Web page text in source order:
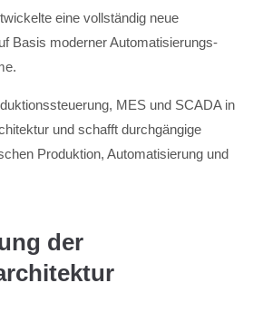
eine vollständig neue
Basis moderner Automatisierungs-
MES und SCADA in
und schafft durchgängige
Produktion, Automatisierung und
der